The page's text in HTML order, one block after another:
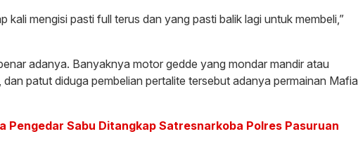
kali mengisi pasti full terus dan yang pasti balik lagi untuk membeli,”
adanya. Banyaknya motor gedde yang mondar mandir atau
patut diduga pembelian pertalite tersebut adanya permainan Mafia
Pengedar Sabu Ditangkap Satresnarkoba Polres Pasuruan